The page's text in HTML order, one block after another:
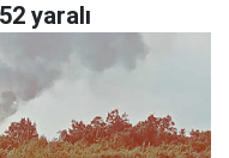
yaralı